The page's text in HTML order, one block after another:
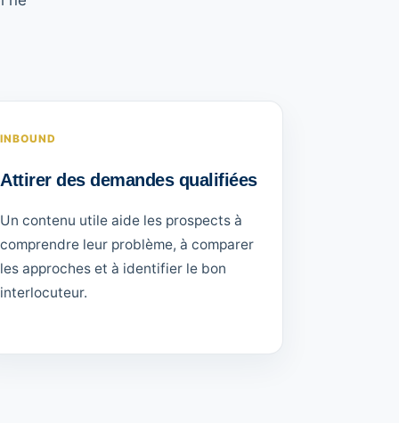
INBOUND
Attirer des demandes qualifiées
Un contenu utile aide les prospects à
comprendre leur problème, à comparer
les approches et à identifier le bon
interlocuteur.